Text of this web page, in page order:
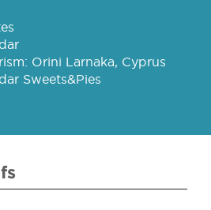
Orini Larnaka, Cyprus
Sweets&Pies